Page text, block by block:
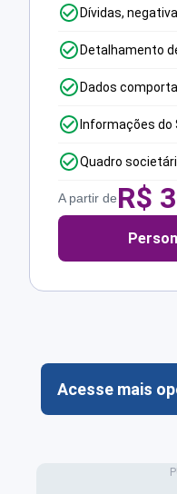
Dívidas,
Detalhamento
Dados
Informações do
Quadro
A partir deR$
Acesse mais